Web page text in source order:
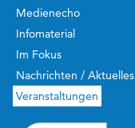
Medienecho
Infomaterial
Im Fokus
Nachrichten / Aktuelles
Veranstaltungen